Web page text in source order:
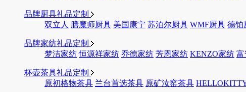
品牌厨具礼品定制
双立人 膳魔师厨具 美国康宁 苏泊尔厨具 WMF厨具 德铂
品牌家纺礼品定制
梦洁家纺 恒源祥家纺 乔德家纺 芳恩家纺 KENZO家纺 富
杯壶茶具礼品定制
原初格物茶具 兰台首选茶具 原矿汝窑茶具